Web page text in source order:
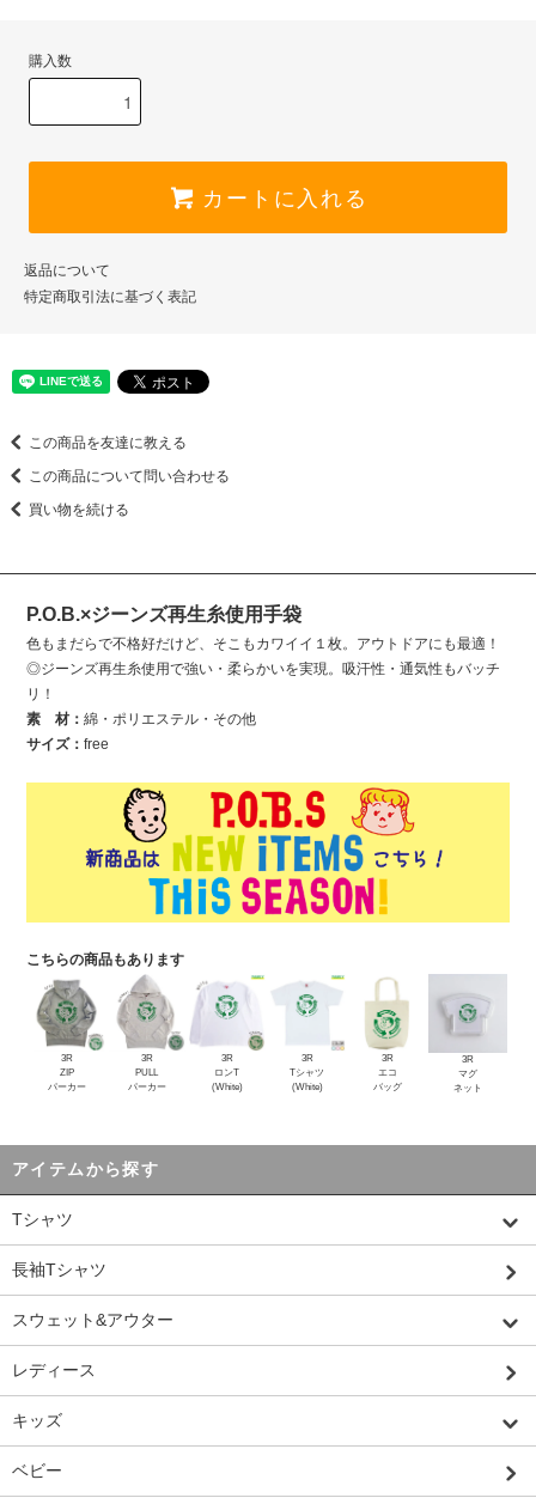
購入数
カートに入れる
返品について
特定商取引法に基づく表記
この商品を友達に教える
この商品について問い合わせる
買い物を続ける
P.O.B.×ジーンズ再生糸使用手袋
色もまだらで不格好だけど、そこもカワイイ１枚。アウトドアにも最適！
◎ジーンズ再生糸使用で強い・柔らかいを実現。吸汗性・通気性もバッチ
リ！
素 材：綿・ポリエステル・その他
サイズ：free
こちらの商品もあります
3R
ZIP
パーカー
3R
PULL
パーカー
3R
ロンT
(White)
3R
Tシャツ
(White)
3R
エコ
バッグ
3R
マグ
ネット
アイテムから探す
Tシャツ
長袖Tシャツ
スウェット&アウター
レディース
キッズ
ベビー